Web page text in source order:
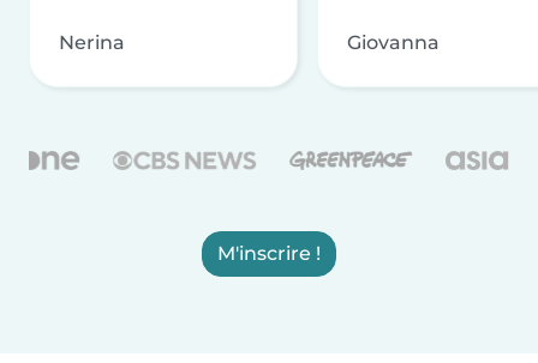
Nerina Giovanna
M'inscrire !